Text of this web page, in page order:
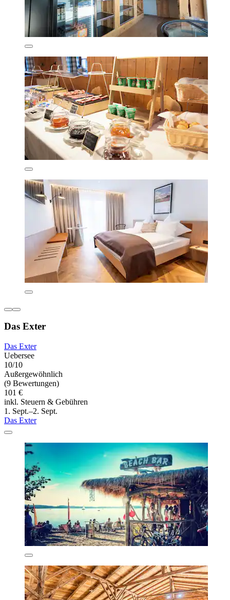
Das Exter
Das Exter
Uebersee
10/10
Außergewöhnlich
(9 Bewertungen)
101 €
inkl. Steuern & Gebühren
1. Sept.–2. Sept.
Das Exter